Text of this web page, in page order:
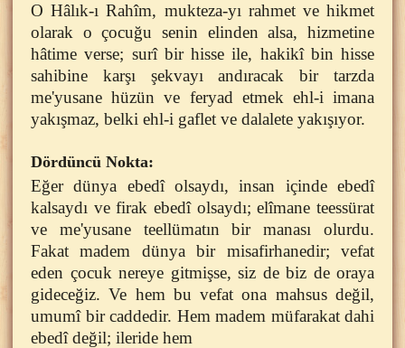
O Hâlık-ı Rahîm, mukteza-yı rahmet ve hikmet
olarak o çocuğu senin elinden alsa, hizmetine
hâtime verse; surî bir hisse ile, hakikî bin hisse
sahibine karşı şekvayı andıracak bir tarzda
me'yusane hüzün ve feryad etmek ehl-i imana
yakışmaz, belki ehl-i gaflet ve dalalete yakışıyor.
Dördüncü Nokta:
Eğer dünya ebedî olsaydı, insan içinde ebedî
kalsaydı ve firak ebedî olsaydı; elîmane teessürat
ve me'yusane teellümatın bir manası olurdu.
Fakat madem dünya bir misafirhanedir; vefat
eden çocuk nereye gitmişse, siz de biz de oraya
gideceğiz. Ve hem bu vefat ona mahsus değil,
umumî bir caddedir. Hem madem müfarakat dahi
ebedî değil; ileride hem